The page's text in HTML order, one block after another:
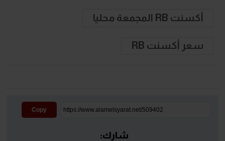
أكسنت RB المجمعة محليا
سعر أكسنت RB
Copy
شارك: